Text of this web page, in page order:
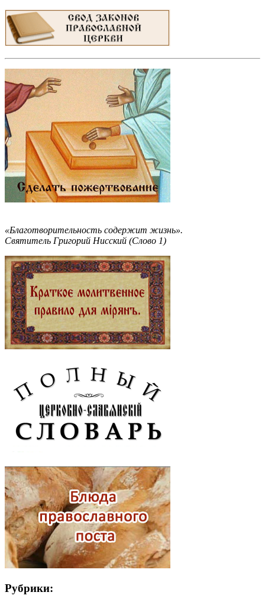
«Благотворительность содержит жизнь».
Святитель Григорий Нисский (Слово 1)
Рубрики: